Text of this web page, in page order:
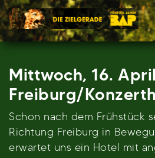
Skip
to
content
Mittwoch, 16.
Freiburg/
Schon nach dem Frühstück
Richtung Freiburg in
erwartet uns ein Hotel mit